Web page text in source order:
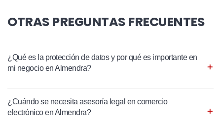
OTRAS PREGUNTAS FRECUENTES
¿Qué es la protección de datos y por qué es importante en
mi negocio en Almendra?
¿Cuándo se necesita asesoría legal en comercio
electrónico en Almendra?